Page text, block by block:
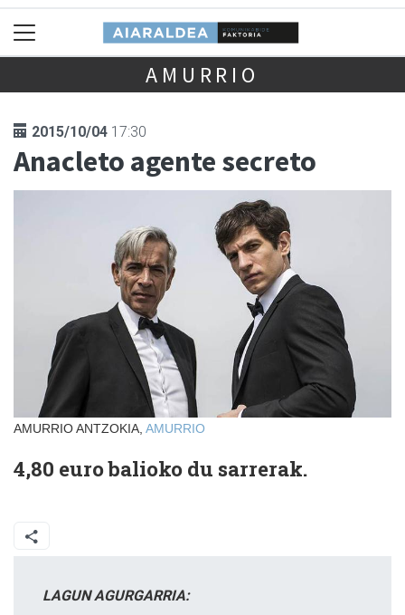
AMURRIO
2015/10/04 17:30
Anacleto agente secreto
AMURRIO ANTZOKIA, AMURRIO
4,80 euro balioko du sarrerak.
LAGUN AGURGARRIA: